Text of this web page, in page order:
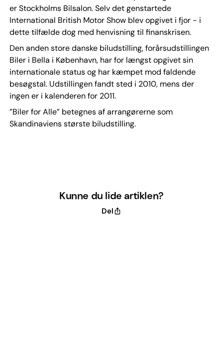
er Stockholms Bilsalon. Selv det genstartede
International British Motor Show blev opgivet i fjor - i
dette tilfælde dog med henvisning til finanskrisen.
Den anden store danske biludstilling, forårsudstillingen
Biler i Bella i København, har for længst opgivet sin
internationale status og har kæmpet mod faldende
besøgstal. Udstillingen fandt sted i 2010, mens der
ingen er i kalenderen for 2011.
”Biler for Alle” betegnes af arrangørerne som
Skandinaviens største biludstilling.
Kunne du lide artiklen?
Del